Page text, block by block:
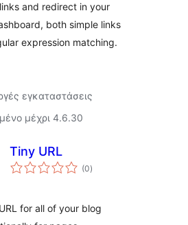
and redirect in your
both simple links
expression matching.
εγκαταστάσεις
μέχρι 4.6.30
Tiny URL
(0αξιολογήσεις
σύνολο
)
for all of your blog